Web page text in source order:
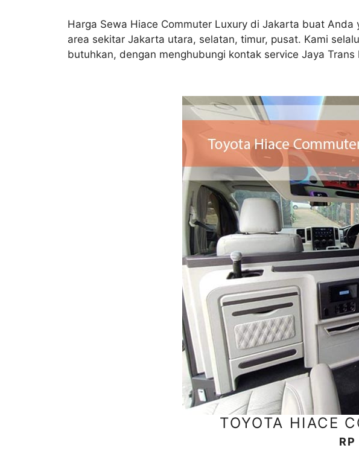
Harga Sewa Hiace Commuter Luxury di Jakarta buat
area sekitar Jakarta utara, selatan, timur, pusat. Kami
butuhkan, dengan menghubungi kontak service Jaya Trans
TOYOTA HIACE
RP